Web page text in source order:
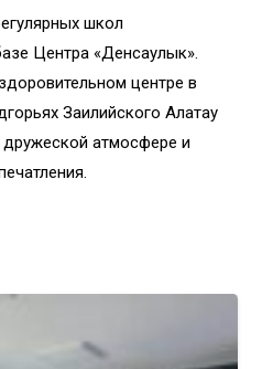
школ
Центра «Денсаулык».
центре в
Заилийского Алатау
дружеской атмосфере и